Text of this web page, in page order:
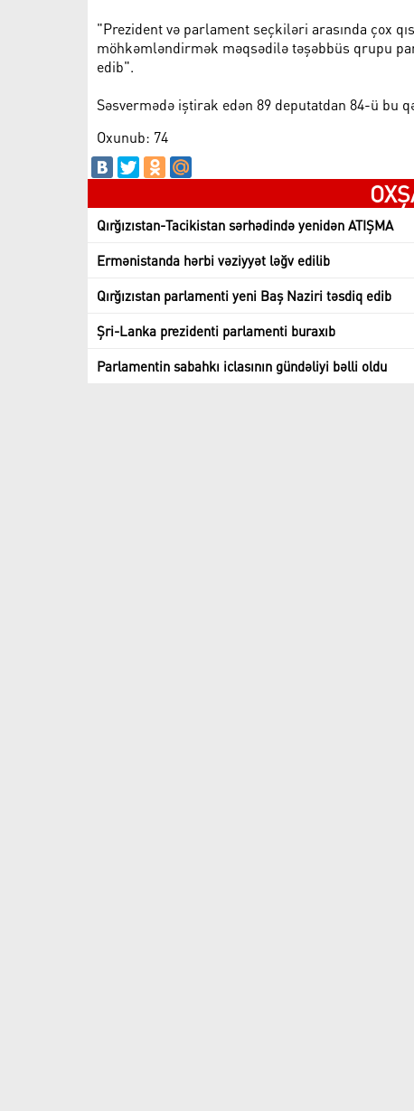
"Prezident və parlament seçkiləri arasında çox
möhkəmləndirmək məqsədilə təşəbbüs qrupu
edib".
Səsvermədə iştirak edən 89 deputatdan 84-ü bu
Oxunub: 74
Qırğızıstan-Tacikistan sərhədində yenidən ATIŞMA
Ermənistanda hərbi vəziyyət ləğv edilib
Qırğızıstan parlamenti yeni Baş Naziri təsdiq edib
Şri-Lanka prezidenti parlamenti buraxıb
Parlamentin sabahkı iclasının gündəliyi bəlli oldu